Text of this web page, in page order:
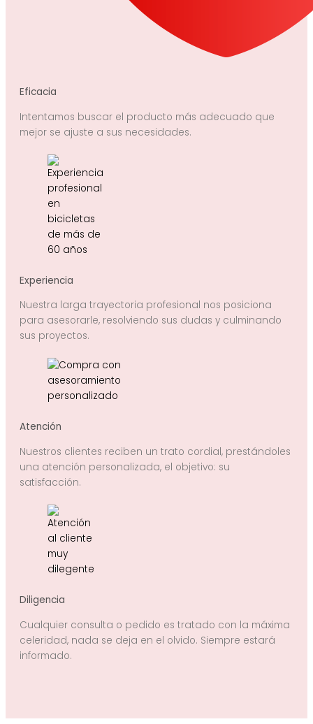
Eficacia
Intentamos buscar el producto más adecuado que
mejor se ajuste a sus necesidades.
Experiencia
Nuestra larga trayectoria profesional nos posiciona
para asesorarle, resolviendo sus dudas y culminando
sus proyectos.
Atención
Nuestros clientes reciben un trato cordial, prestándoles
una atención personalizada, el objetivo: su
satisfacción.
Diligencia
Cualquier consulta o pedido es tratado con la máxima
celeridad, nada se deja en el olvido. Siempre estará
informado.